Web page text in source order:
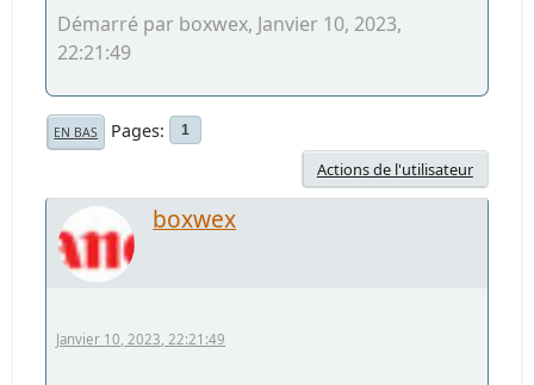
Démarré par boxwex, Janvier 10, 2023,
22:21:49
EN BAS Pages 1
Actions de l'utilisateur
boxwex
Janvier 10, 2023, 22:21:49